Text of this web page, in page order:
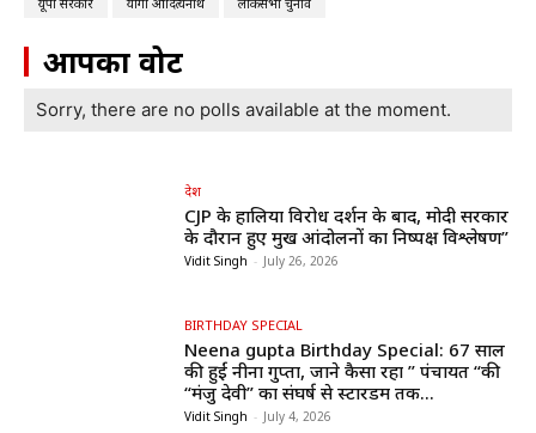
आपका वोट
Sorry, there are no polls available at the moment.
देश
CJP के हालिया विरोध प्रदर्शन के बाद, मोदी सरकार
के दौरान हुए प्रमुख आंदोलनों का निष्पक्ष विश्लेषण”
Vidit Singh - July 26, 2026
BIRTHDAY SPECIAL
Neena gupta Birthday Special: 67 साल
की हुईं नीना गुप्ता, जाने कैसा रहा ” पंचायत “की
“मंजु देवी” का संघर्ष से स्टारडम तक...
Vidit Singh - July 4, 2026